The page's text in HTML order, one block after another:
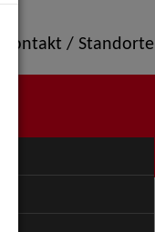
Kontakt / Standorte